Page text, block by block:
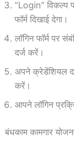
“Login” विकल्प
फॉर्म दिखाई देगा।
लॉगिन फॉर्म पर
दर्ज करें।
अपने क्रेडेंशियल
करें।
आपने लॉगिन
बंधकाम कामगार